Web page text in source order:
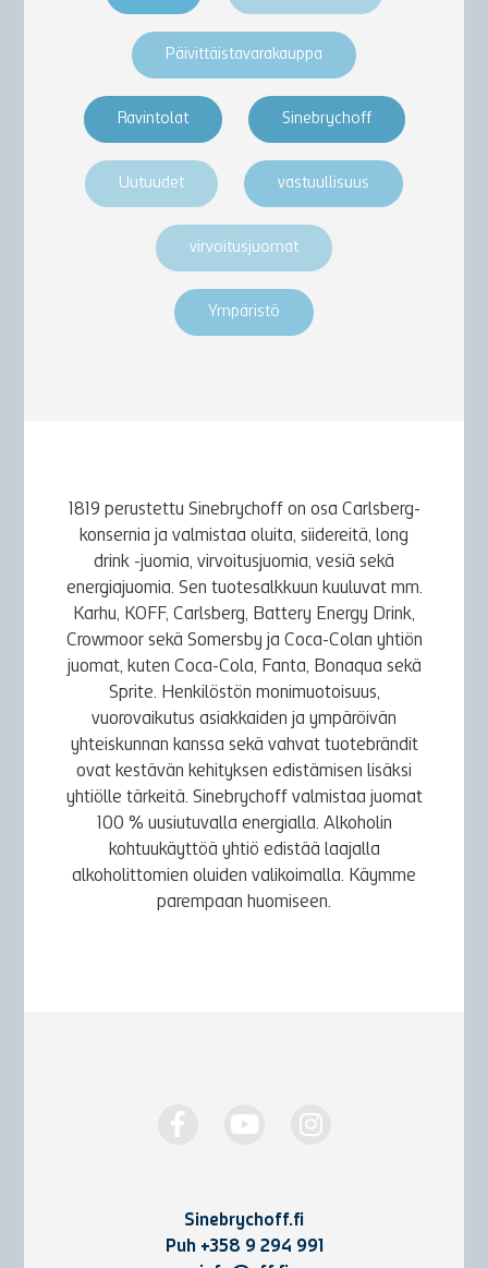
Päivittäistavarakauppa
Ravintolat Sinebrychoff
Uutuudet vastuullisuus
virvoitusjuomat
Ympäristö
1819 perustettu Sinebrychoff on osa Carlsberg-
konsernia ja valmistaa oluita, siidereitä, long
drink -juomia, virvoitusjuomia, vesiä sekä
energiajuomia. Sen tuotesalkkuun kuuluvat mm.
Karhu, KOFF, Carlsberg, Battery Energy Drink,
Crowmoor sekä Somersby ja Coca-Colan yhtiön
juomat, kuten Coca-Cola, Fanta, Bonaqua sekä
Sprite. Henkilöstön monimuotoisuus,
vuorovaikutus asiakkaiden ja ympäröivän
yhteiskunnan kanssa sekä vahvat tuotebrändit
ovat kestävän kehityksen edistämisen lisäksi
yhtiölle tärkeitä. Sinebrychoff valmistaa juomat
100 % uusiutuvalla energialla. Alkoholin
kohtuukäyttöä yhtiö edistää laajalla
alkoholittomien oluiden valikoimalla. Käymme
parempaan huomiseen.
Sinebrychoff.fi
Puh +358 9 294 991